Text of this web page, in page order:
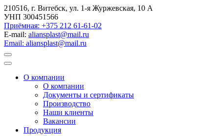
210516, г. Витебск, ул. 1-я Журжевская, 10 А
УНП 300451566
Приёмная: +375 212 61-61-02
E-mail: aliansplast@mail.ru
Email: aliansplast@mail.ru
О компании
О компании
Документы и сертификаты
Производство
Наши клиенты
Вакансии
Продукция